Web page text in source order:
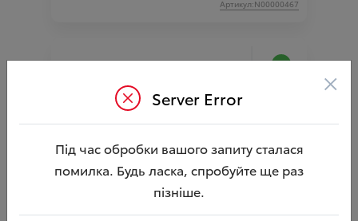
Артикул:N00000467
Комплект клапанів тиску шин (TOYOTA)
Server Error ×
Під час обробки вашого запиту сталася
помилка. Будь ласка, спробуйте ще раз
пізніше.